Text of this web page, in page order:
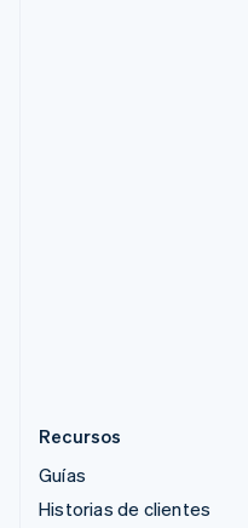
Recursos
Guías
Historias de clientes